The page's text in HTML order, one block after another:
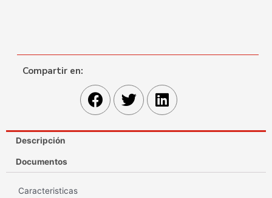
Compartir en:
Descripción
Documentos
Caracteristicas